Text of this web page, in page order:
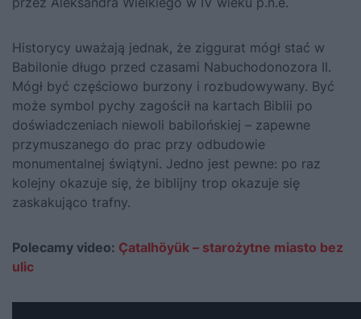
Historycy uważają jednak, że ziggurat mógł stać w
Babilonie długo przed czasami Nabuchodonozora II.
Mógł być częściowo burzony i rozbudowywany. Być
może symbol pychy zagościł na kartach Biblii po
doświadczeniach niewoli babilońskiej – zapewne
przymuszanego do prac przy odbudowie
monumentalnej świątyni. Jedno jest pewne: po raz
kolejny okazuje się, że biblijny trop okazuje się
zaskakująco trafny.
Polecamy video: Çatalhöyük – starożytne miasto bez
ulic